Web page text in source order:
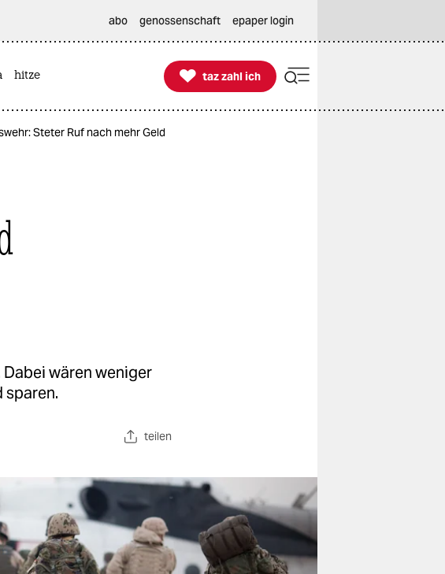
abo genossenschaft epaper login
hitze 
taz zahl ich
taz zahl ich
Steter Ruf nach mehr Geld
wären weniger
sparen.
teilen